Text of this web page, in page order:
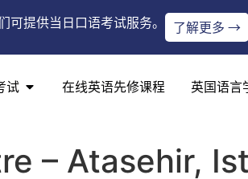
可提供当日口语考试服务。 了解更多 →
试 在线英语先修课程 英国语言
– Atasehir,